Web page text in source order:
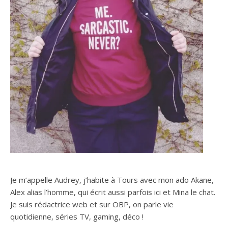
Je m’appelle Audrey, j’habite à Tours avec mon ado Akane,
Alex alias l’homme, qui écrit aussi parfois ici et Mina le chat.
Je suis rédactrice web et sur OBP, on parle vie
quotidienne, séries TV, gaming, déco !